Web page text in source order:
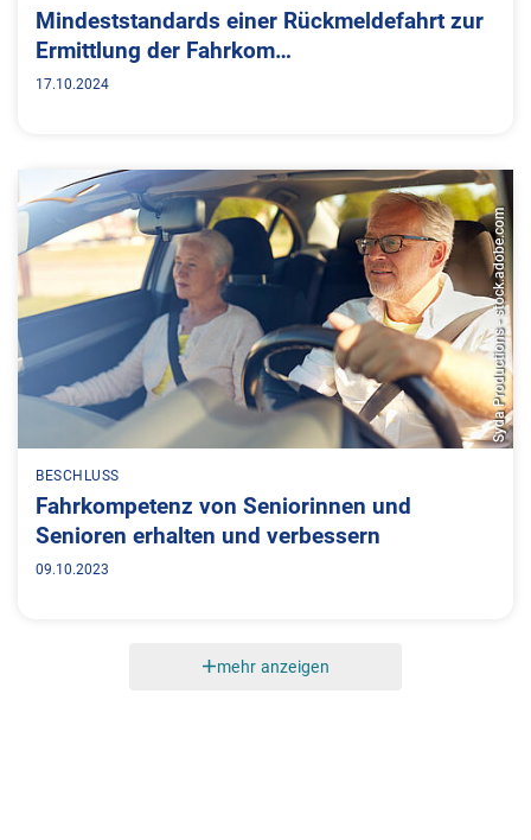
Mindeststandards einer Rückmeldefahrt zur
Ermittlung der Fahrkom…
17.10.2024
Syda Productions - stock.adobe.com
BESCHLUSS
Fahrkompetenz von Seniorinnen und
Senioren erhalten und verbessern
09.10.2023
mehr anzeigen